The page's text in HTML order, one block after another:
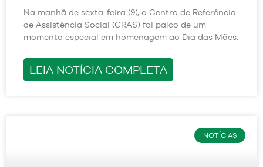
Na manhã de sexta-feira (9), o Centro de Referência
de Assistência Social (CRAS) foi palco de um
momento especial em homenagem ao Dia das Mães.
LEIA NOTÍCIA COMPLETA
NOTÍCIAS